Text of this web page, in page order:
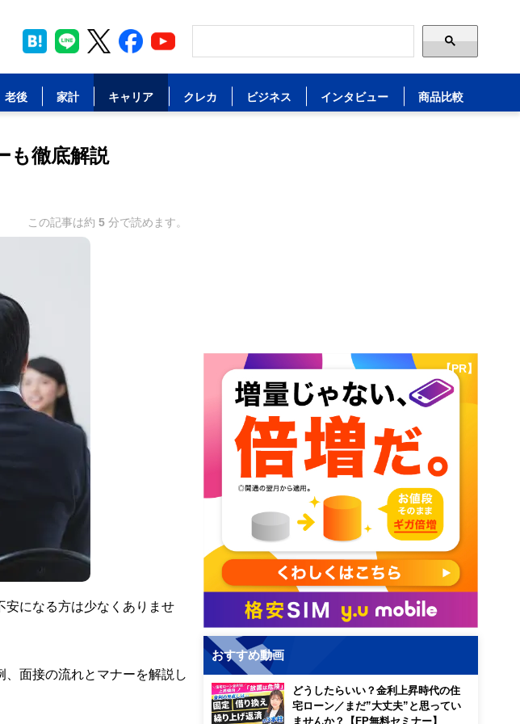
老後 家計 キャリア クレカ ビジネス インタビュー 商品比較
も徹底解説
この記事は約 5 分で読めます。
安になる方は少なくありませ
面接の流れとマナーを解説し
【PR】
おすすめ動画
どうしたらいい？金利上昇時代の住
宅ローン／まだ”大丈夫”と思ってい
ませんか？【FP無料セミナー】